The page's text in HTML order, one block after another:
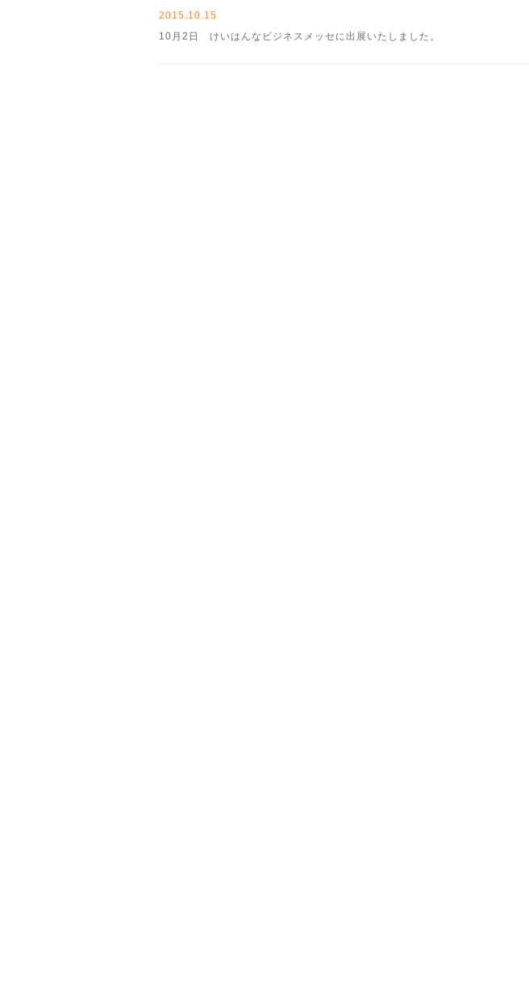
2015.10.15
10月2日 けいはんなビジネスメッセに出展いたしました。